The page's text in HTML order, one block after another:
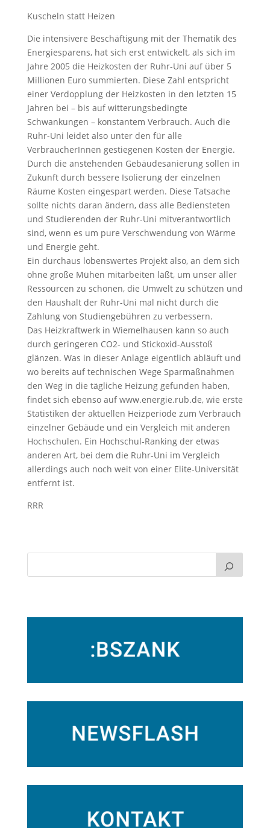
Kuscheln statt Heizen
Die intensivere Beschäftigung mit der Thematik des
Energiesparens, hat sich erst entwickelt, als sich im
Jahre 2005 die Heizkosten der Ruhr-Uni auf über 5
Millionen Euro summierten. Diese Zahl entspricht
einer Verdopplung der Heizkosten in den letzten 15
Jahren bei – bis auf witterungsbedingte
Schwankungen – konstantem Verbrauch. Auch die
Ruhr-Uni leidet also unter den für alle
VerbraucherInnen gestiegenen Kosten der Energie.
Durch die anstehenden Gebäudesanierung sollen in
Zukunft durch bessere Isolierung der einzelnen
Räume Kosten eingespart werden. Diese Tatsache
sollte nichts daran ändern, dass alle Bediensteten
und Studierenden der Ruhr-Uni mitverantwortlich
sind, wenn es um pure Verschwendung von Wärme
und Energie geht.
Ein durchaus lobenswertes Projekt also, an dem sich
ohne große Mühen mitarbeiten läßt, um unser aller
Ressourcen zu schonen, die Umwelt zu schützen und
den Haushalt der Ruhr-Uni mal nicht durch die
Zahlung von Studiengebühren zu verbessern.
Das Heizkraftwerk in Wiemelhausen kann so auch
durch geringeren CO2- und Stickoxid-Ausstoß
glänzen. Was in dieser Anlage eigentlich abläuft und
wo bereits auf technischen Wege Sparmaßnahmen
den Weg in die tägliche Heizung gefunden haben,
findet sich ebenso auf www.energie.rub.de, wie erste
Statistiken der aktuellen Heizperiode zum Verbrauch
einzelner Gebäude und ein Vergleich mit anderen
Hochschulen. Ein Hochschul-Ranking der etwas
anderen Art, bei dem die Ruhr-Uni im Vergleich
allerdings auch noch weit von einer Elite-Universität
entfernt ist.
RRR